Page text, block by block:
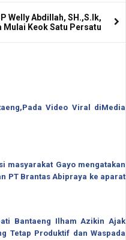
Welly Abdillah, SH.,S.lk,
Mulai Keok Satu Persatu
Video Viral diMedia
masyarakat Gayo mengatakan
PT Brantas Abipraya ke aparat
Bantaeng Ilham Azikin Ajak
Tetap Produktif dan Waspada